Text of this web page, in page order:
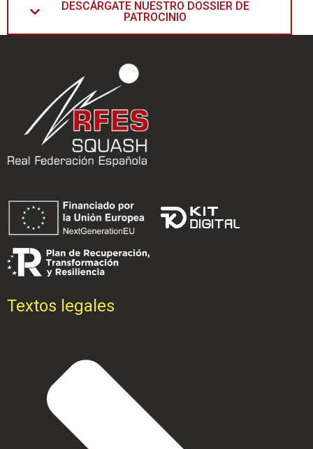
DESCÁRGATE NUESTRO DOSSIER DE
PATROCINIO
Textos legales